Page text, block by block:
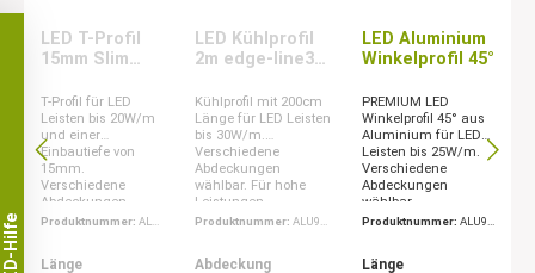
LED T-Profil
15mm Slim
T-Profil für LED
Leisten bis 20W/m
und einer
Einbautiefe von
15mm.
Verschiedene
Abdeckungen
wählbar.
Produktnummer: ALU
Länge
LED Kühlprofil
2m edge-line3
Kühlprofil mit 200cm
Länge für LED Leisten
bis 30W/m.
Verschiedene
Abdeckungen
wählbar. Für hohe
Leistungen.
Produktnummer: ALU94
Abdeckung
LED Aluminium
Winkelprofil 45°
PREMIUM LED
Winkelprofil 45° aus
Aluminium für LED
Leisten bis 25W/m.
Verschiedene
Abdeckungen
wählbar.
Produktnummer:ALU94
Länge
LED-Hilfe